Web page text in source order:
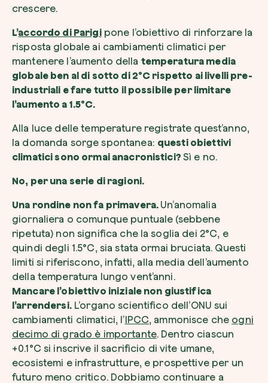
crescere.
L’accordo di Parigipone l’obiettivo di rinforzare la
risposta globale ai cambiamenti climatici per
mantenere l’aumento della temperatura media
globale ben al di sotto di 2°C rispetto ai livelli pre-
industriali e fare tutto il possibile per limitare
l’aumento a 1.5°C.
Alla luce delle temperature registrate quest’anno,
la domanda sorge spontanea: questi obiettivi
climatici sono ormai anacronistici?Sì e no.
No, per una serie di ragioni.
Una rondine non fa primavera. Un’anomalia
giornaliera o comunque puntuale (sebbene
ripetuta) non significa che la soglia dei 2°C, e
quindi degli 1.5°C, sia stata ormai bruciata. Questi
limiti si riferiscono, infatti, alla media dell’aumento
della temperatura lungo vent’anni.
Mancare l’obiettivo iniziale non giustifica
l’arrendersi.L’organo scientifico dell’ONU sui
cambiamenti climatici, l’IPCC, ammonisce che ogni
decimo di grado è importante. Dentro ciascun
+0.1°C si inscrive il sacrificio di vite umane,
ecosistemi e infrastrutture, e prospettive per un
futuro meno critico. Dobbiamo continuare a